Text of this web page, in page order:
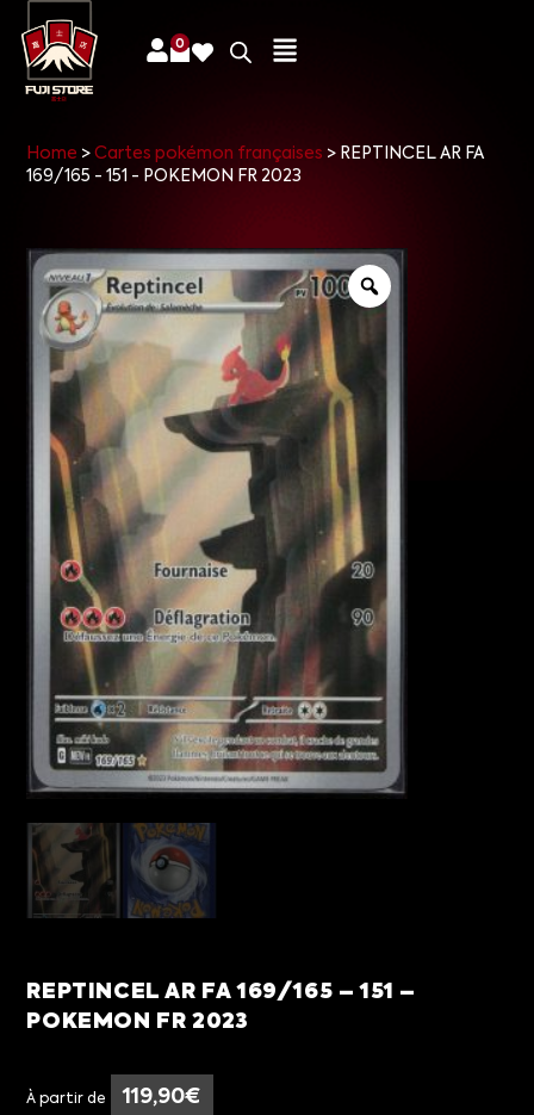
0
Home >Cartes pokémon françaises > REPTINCEL AR FA
169/165 - 151 - POKEMON FR 2023
REPTINCEL AR FA 169/165 – 151 –
POKEMON FR 2023
À partir de 119,90€